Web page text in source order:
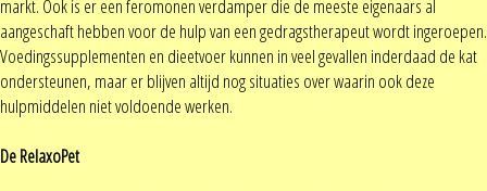
markt. Ook is er een feromonen verdamper die de meeste eigenaars al
aangeschaft hebben voor de hulp van een gedragstherapeut wordt ingeroepen.
Voedingssupplementen en dieetvoer kunnen in veel gevallen inderdaad de kat
ondersteunen, maar er blijven altijd nog situaties over waarin ook deze
hulpmiddelen niet voldoende werken.
De RelaxoPet